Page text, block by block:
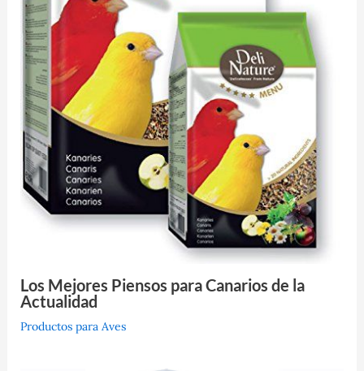
Los Mejores Piensos para Canarios de la
Actualidad
Productos para Aves